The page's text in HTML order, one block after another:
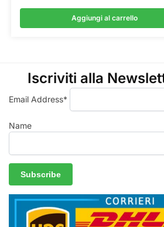
Aggiungi al carrello
Iscriviti alla
Email Address*
Name